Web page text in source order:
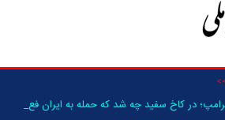
در کاخ سفید چه شد که حمله به ایران فعلا